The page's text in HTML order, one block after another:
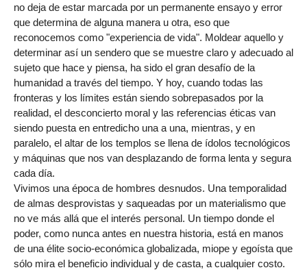
no deja de estar marcada por un permanente ensayo y error
que determina de alguna manera u otra, eso que
reconocemos como "experiencia de vida". Moldear aquello y
determinar así un sendero que se muestre claro y adecuado al
sujeto que hace y piensa, ha sido el gran desafío de la
humanidad a través del tiempo. Y hoy, cuando todas las
fronteras y los límites están siendo sobrepasados por la
realidad, el desconcierto moral y las referencias éticas van
siendo puesta en entredicho una a una, mientras, y en
paralelo, el altar de los templos se llena de ídolos tecnológicos
y máquinas que nos van desplazando de forma lenta y segura
cada día.
Vivimos una época de hombres desnudos. Una temporalidad
de almas desprovistas y saqueadas por un materialismo que
no ve más allá que el interés personal. Un tiempo donde el
poder, como nunca antes en nuestra historia, está en manos
de una élite socio-económica globalizada, miope y egoísta que
sólo mira el beneficio individual y de casta, a cualquier costo.